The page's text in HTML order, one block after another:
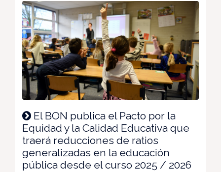
El BON publica el Pacto por la
Equidad y la Calidad Educativa que
traerá reducciones de ratios
generalizadas en la educación
pública desde el curso 2025 / 2026